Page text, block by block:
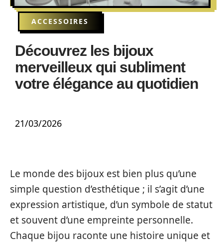
ACCESSOIRES
Découvrez les bijoux
merveilleux qui subliment
votre élégance au quotidien
21/03/2026
Le monde des bijoux est bien plus qu’une
simple question d’esthétique ; il s’agit d’une
expression artistique, d’un symbole de statut
et souvent d’une empreinte personnelle.
Chaque bijou raconte une histoire unique et